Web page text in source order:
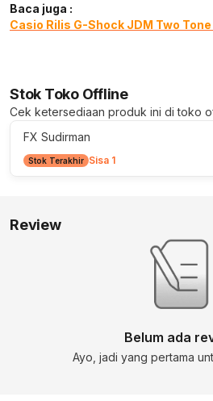
Baca juga :
Casio Rilis G-Shock JDM Two
Stok Toko Offline
Cek ketersediaan produk ini di toko
FX Sudirman
Stok Terakhir Sisa 1
Review
Belum ada
Ayo, jadi yang pertama